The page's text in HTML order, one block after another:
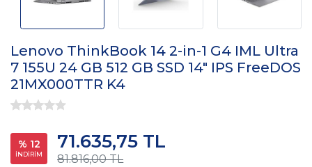
Lenovo ThinkBook 14 2-in-1 G4 IML Ultra
7 155U 24 GB 512 GB SSD 14" IPS FreeDOS
21MX000TTR K4
% 12
İNDİRİM 81.816,00 TL
71.635,75 TL